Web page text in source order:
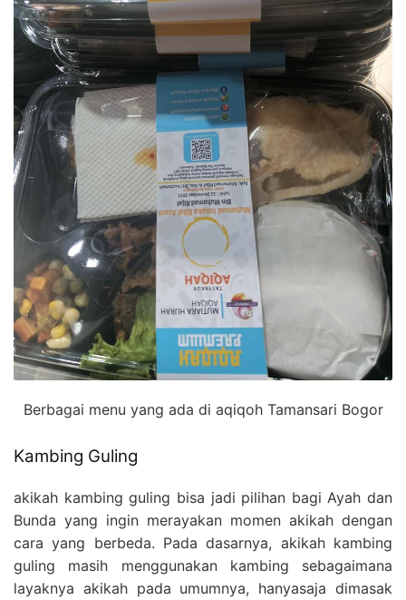
Berbagai menu yang ada di aqiqoh Tamansari Bogor
Kambing Guling
akikah kambing guling bisa jadi pilihan bagi Ayah dan
Bunda yang ingin merayakan momen akikah dengan
cara yang berbeda. Pada dasarnya, akikah kambing
guling masih menggunakan kambing sebagaimana
layaknya akikah pada umumnya, hanyasaja dimasak